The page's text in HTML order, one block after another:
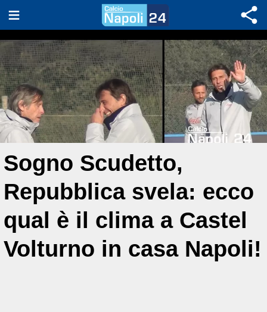
Sogno Scudetto,
Repubblica svela: ecco
qual è il clima a Castel
Volturno in casa Napoli!